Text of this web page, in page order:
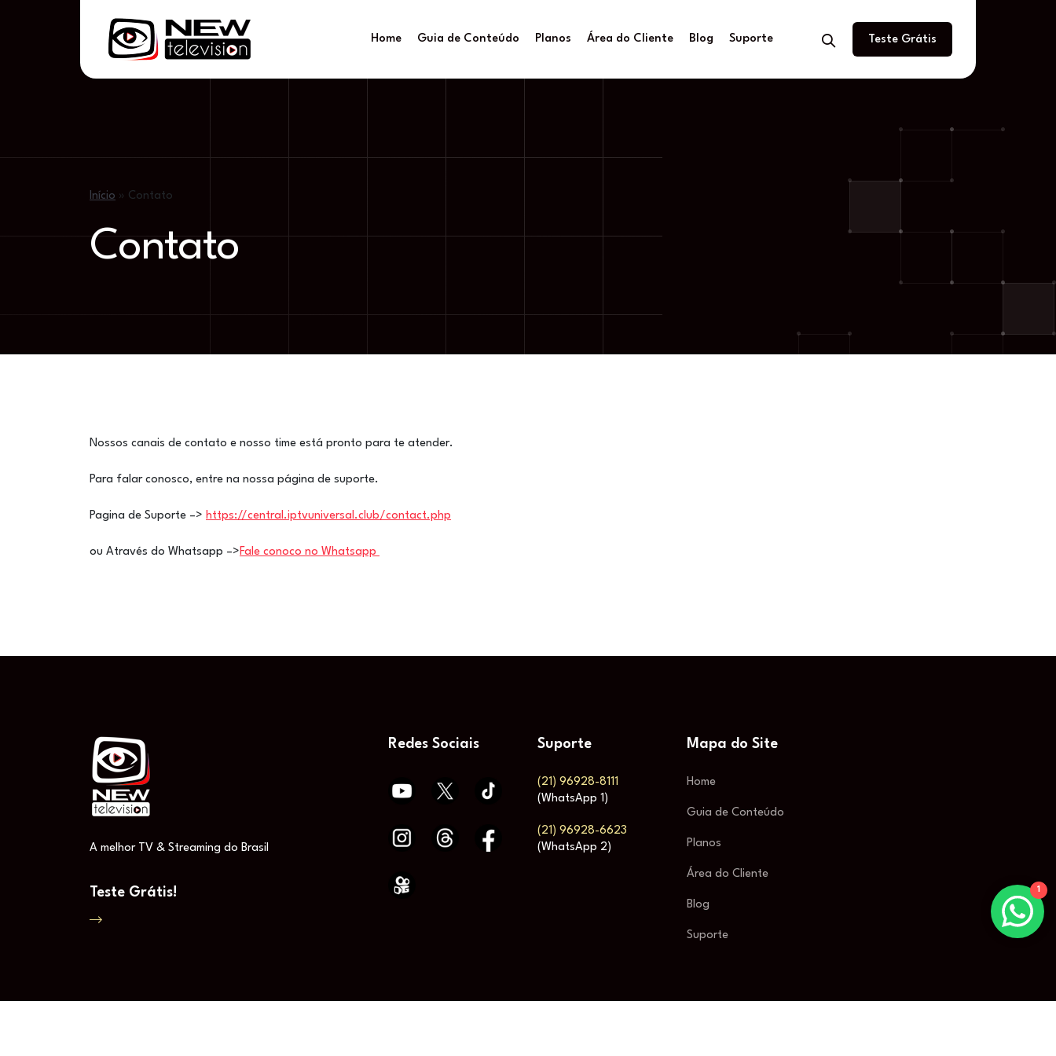
Home Guia de Conteúdo Planos Área do Cliente Blog Suporte Teste Grátis
Início » Contato
Contato
Nossos canais de contato e nosso time está pronto para te atender.
Para falar conosco, entre na nossa página de suporte.
Pagina de Suporte –> https://central.iptvuniversal.club/contact.php
ou Através do Whatsapp –>Fale conoco no Whatsapp
A melhor TV & Streaming do Brasil
Teste Grátis!
Redes Sociais Suporte
(21) 96928-8111
(WhatsApp 1)
(21) 96928-6623
(WhatsApp 2)
Mapa do Site
Home
Guia de Conteúdo
Planos
Área do Cliente
Blog
Suporte
1